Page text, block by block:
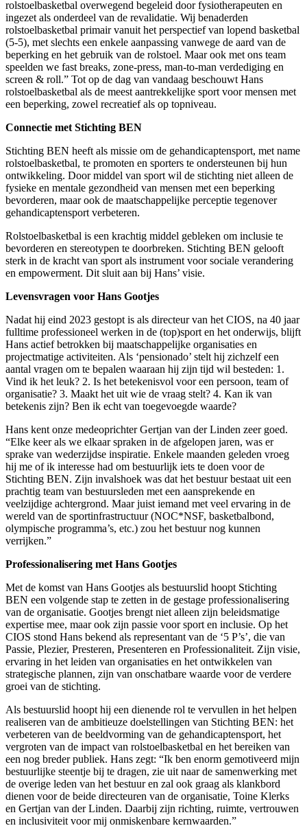
rolstoelbasketbal overwegend begeleid door fysiotherapeuten en
ingezet als onderdeel van de revalidatie. Wij benaderden
rolstoelbasketbal primair vanuit het perspectief van lopend basketbal
(5-5), met slechts een enkele aanpassing vanwege de aard van de
beperking en het gebruik van de rolstoel. Maar ook met ons team
speelden we fast breaks, zone-press, man-to-man verdediging en
screen & roll.” Tot op de dag van vandaag beschouwt Hans
rolstoelbasketbal als de meest aantrekkelijke sport voor mensen met
een beperking, zowel recreatief als op topniveau.
Connectie met Stichting BEN
Stichting BEN heeft als missie om de gehandicaptensport, met name
rolstoelbasketbal, te promoten en sporters te ondersteunen bij hun
ontwikkeling. Door middel van sport wil de stichting niet alleen de
fysieke en mentale gezondheid van mensen met een beperking
bevorderen, maar ook de maatschappelijke perceptie tegenover
gehandicaptensport verbeteren.
Rolstoelbasketbal is een krachtig middel gebleken om inclusie te
bevorderen en stereotypen te doorbreken. Stichting BEN gelooft
sterk in de kracht van sport als instrument voor sociale verandering
en empowerment. Dit sluit aan bij Hans’ visie.
Levensvragen voor Hans Gootjes
Nadat hij eind 2023 gestopt is als directeur van het CIOS, na 40 jaar
fulltime professioneel werken in de (top)sport en het onderwijs, blijft
Hans actief betrokken bij maatschappelijke organisaties en
projectmatige activiteiten. Als ‘pensionado’ stelt hij zichzelf een
aantal vragen om te bepalen waaraan hij zijn tijd wil besteden: 1.
Vind ik het leuk? 2. Is het betekenisvol voor een persoon, team of
organisatie? 3. Maakt het uit wie de vraag stelt? 4. Kan ik van
betekenis zijn? Ben ik echt van toegevoegde waarde?
Hans kent onze medeoprichter Gertjan van der Linden zeer goed.
“Elke keer als we elkaar spraken in de afgelopen jaren, was er
sprake van wederzijdse inspiratie. Enkele maanden geleden vroeg
hij me of ik interesse had om bestuurlijk iets te doen voor de
Stichting BEN. Zijn invalshoek was dat het bestuur bestaat uit een
prachtig team van bestuursleden met een aansprekende en
veelzijdige achtergrond. Maar juist iemand met veel ervaring in de
wereld van de sportinfrastructuur (NOC*NSF, basketbalbond,
olympische programma’s, etc.) zou het bestuur nog kunnen
verrijken.”
Professionalisering met Hans Gootjes
Met de komst van Hans Gootjes als bestuurslid hoopt Stichting
BEN een volgende stap te zetten in de gestage professionalisering
van de organisatie. Gootjes brengt niet alleen zijn beleidsmatige
expertise mee, maar ook zijn passie voor sport en inclusie. Op het
CIOS stond Hans bekend als representant van de ‘5 P’s’, die van
Passie, Plezier, Presteren, Presenteren en Professionaliteit. Zijn visie,
ervaring in het leiden van organisaties en het ontwikkelen van
strategische plannen, zijn van onschatbare waarde voor de verdere
groei van de stichting.
Als bestuurslid hoopt hij een dienende rol te vervullen in het helpen
realiseren van de ambitieuze doelstellingen van Stichting BEN: het
verbeteren van de beeldvorming van de gehandicaptensport, het
vergroten van de impact van rolstoelbasketbal en het bereiken van
een nog breder publiek. Hans zegt: “Ik ben enorm gemotiveerd mijn
bestuurlijke steentje bij te dragen, zie uit naar de samenwerking met
de overige leden van het bestuur en zal ook graag als klankbord
dienen voor de beide directeuren van de organisatie, Toine Klerks
en Gertjan van der Linden. Daarbij zijn richting, ruimte, vertrouwen
en inclusiviteit voor mij onmiskenbare kernwaarden.”